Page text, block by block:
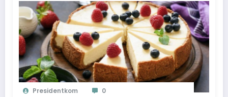
Presidentkom 0